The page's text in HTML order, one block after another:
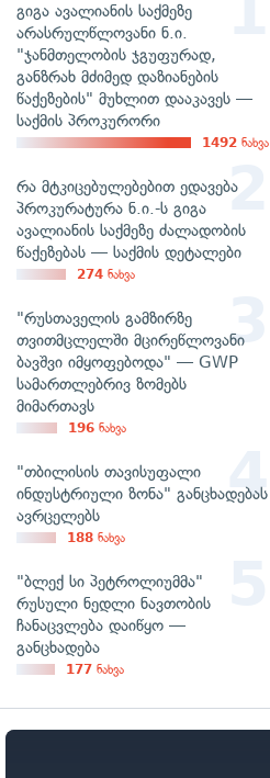
გიგა ავალიანის საქმეზე
არასრულწლოვანი ნ.ი.
"ჯანმთელობის ჯგუფურად,
განზრახ მძიმედ დაზიანების
წაქეზების" მუხლით დააკავეს —
საქმის პროკურორი
1492 ნახვა
რა მტკიცებულებებით ედავება
პროკურატურა ნ.ი.-ს გიგა
ავალიანის საქმეზე ძალადობის
წაქეზებას — საქმის დეტალები
274 ნახვა
"რუსთაველის გამზირზე
თვითმცლელში მცირეწლოვანი
ბავშვი იმყოფებოდა" — GWP
სამართლებრივ ზომებს
მიმართავს
196 ნახვა
"თბილისის თავისუფალი
ინდუსტრიული ზონა" განცხადებას
ავრცელებს
188 ნახვა
"ბლექ სი პეტროლიუმმა"
რუსული ნედლი ნავთობის
ჩანაცვლება დაიწყო —
განცხადება
177 ნახვა